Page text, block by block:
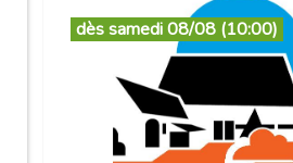
dès samedi 08/08 (10:00)